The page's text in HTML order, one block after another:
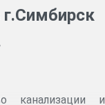
канализации и